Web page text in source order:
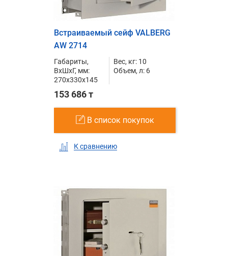
Встраиваемый сейф VALBERG
AW 2714
Габариты,
ВxШxГ, мм:
270x330x145
Вес, кг: 10
Объем, л: 6
153 686 т
В список покупок
К сравнению